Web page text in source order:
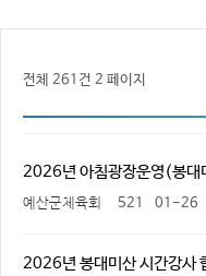
전체 261건 2 페이지
2026년 아침광장운영(봉대
예산군체육회 521 01-26
2026년 봉대미산 시간강사